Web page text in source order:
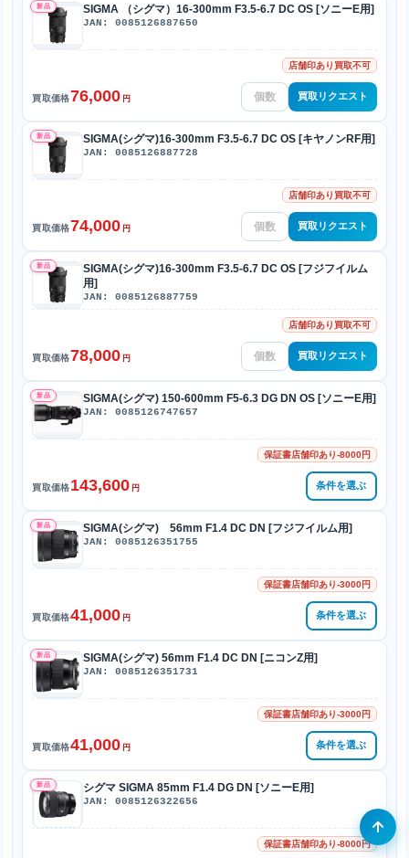
新品 SIGMA （シグマ）16-300mm F3.5-6.7 DC OS [ソニーE用]
JAN: 0085126887650
店舗印あり買取不可
買取価格76,000 円 買取リクエスト
新品 SIGMA(シグマ)16-300mm F3.5-6.7 DC OS [キヤノンRF用]
JAN: 0085126887728
店舗印あり買取不可
買取価格74,000 円 買取リクエスト
新品
SIGMA(シグマ)16-300mm F3.5-6.7 DC OS [フジフイルム
用]
JAN: 0085126887759
店舗印あり買取不可
買取価格78,000 円 買取リクエスト
新品 SIGMA(シグマ) 150-600mm F5-6.3 DG DN OS [ソニーE用]
JAN: 0085126747657
保証書店舗印あり-8000円
買取価格143,600 円 条件を選ぶ
新品 SIGMA(シグマ) 56mm F1.4 DC DN [フジフイルム用]
JAN: 0085126351755
保証書店舗印あり-3000円
買取価格41,000 円 条件を選ぶ
新品 SIGMA(シグマ) 56mm F1.4 DC DN [ニコンZ用]
JAN: 0085126351731
保証書店舗印あり-3000円
買取価格41,000 円 条件を選ぶ
新品 シグマ SIGMA 85mm F1.4 DG DN [ソニーE用]
JAN: 0085126322656
保証書店舗印あり-8000円